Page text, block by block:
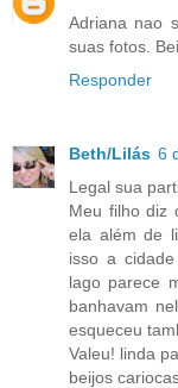
Adriana nao
suas fotos.
Responder
Beth/Lilás 6
Legal sua
Meu filho diz
ela além de
isso a
lago parece
banhavam
esqueceu
Valeu! linda
beijos